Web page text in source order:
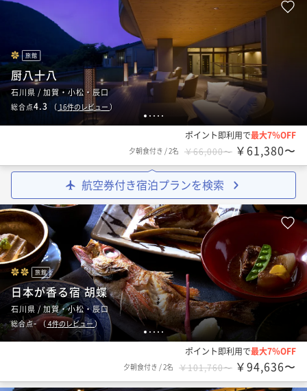
1 2 3 4 5
旅館
厨八十八
石川県 / 加賀・小松・辰口
総合点4.3 （ 16件のレビュー ）
ポイント即利用で最大7％OFF
夕朝食付き /2名 ￥66,000〜 ￥61,380〜
航空券付き宿泊プランを検索
1 2 3 4 5
旅館
日本が香る宿 胡蝶
石川県 / 加賀・小松・辰口
総合点-（ 4件のレビュー）
ポイント即利用で最大7％OFF
夕朝食付き /2名 ￥101,760〜 ￥94,636〜